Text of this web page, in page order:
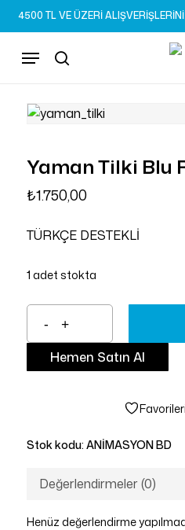
Skip
to
content
4500 TL VE ÜZERİ
search
Menu Sepet
Yaman Tilki Blu
₺1.750,00
TÜRKÇE DESTEKLİ
1 adet stokta
Hemen Satın Al
Stok kodu: ANİMASYON BD
Değerlendirmeler (0)
Henüz değerlendirme